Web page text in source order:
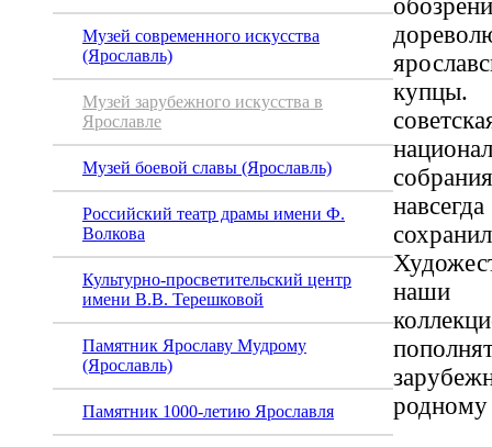
Музей современного искусства
(Ярославль)
Музей зарубежного искусства в
Ярославле
Музей боевой славы (Ярославль)
Российский театр драмы имени Ф.
Волкова
Культурно-просветительский центр
имени В.В. Терешковой
Памятник Ярославу Мудрому
(Ярославль)
Памятник 1000-летию Ярославля
родному